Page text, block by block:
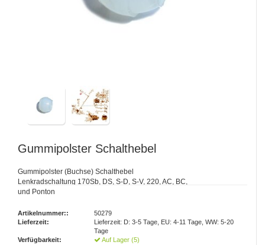
Gummipolster Schalthebel
Gummipolster (Buchse) Schalthebel
Lenkradschaltung 170Sb, DS, S-D, S-V, 220, AC, BC,
und Ponton
Artikelnummer::
50279
Lieferzeit:
Lieferzeit: D: 3-5 Tage, EU: 4-11 Tage, WW: 5-20
Tage
Verfügbarkeit:
Auf Lager (5)